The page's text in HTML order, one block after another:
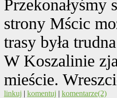
strony Mścic
trasy była
W Koszalinie
mieście.
linkuj | komentuj | komentarze(2)